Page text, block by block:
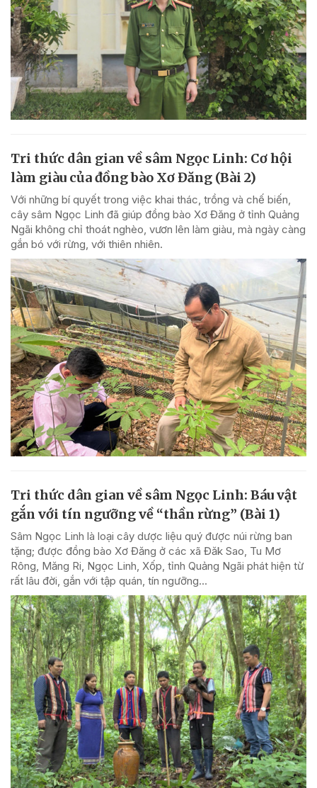
Tri thức dân gian về sâm Ngọc Linh: Cơ hội
làm giàu của đồng bào Xơ Đăng (Bài 2)
Với những bí quyết trong việc khai thác, trồng và chế biến,
cây sâm Ngọc Linh đã giúp đồng bào Xơ Đăng ở tỉnh Quảng
Ngãi không chỉ thoát nghèo, vươn lên làm giàu, mà ngày càng
gắn bó với rừng, với thiên nhiên.
Tri thức dân gian về sâm Ngọc Linh: Báu vật
gắn với tín ngưỡng về “thần rừng” (Bài 1)
Sâm Ngọc Linh là loại cây dược liệu quý được núi rừng ban
tặng; được đồng bào Xơ Đăng ở các xã Đăk Sao, Tu Mơ
Rông, Măng Ri, Ngọc Linh, Xốp, tỉnh Quảng Ngãi phát hiện từ
rất lâu đời, gắn với tập quán, tín ngưỡng...